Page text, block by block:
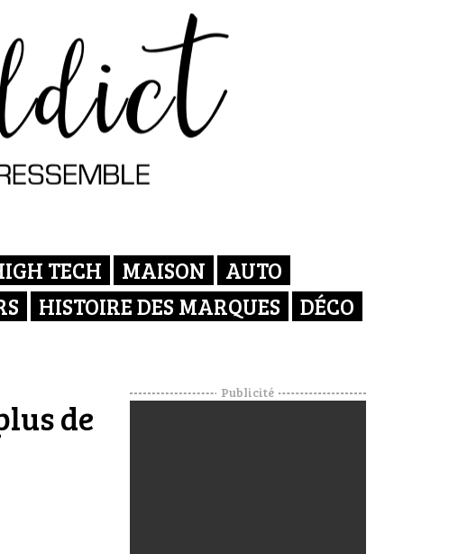
TECH MAISON
AUTO
HISTOIRE DES MARQUES
DÉCO
de
Publicité